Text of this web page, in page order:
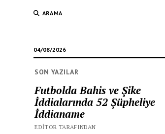
ARAMA
04/08/2026
SON YAZILAR
Futbolda Bahis ve Şike
İddialarında 52 Şüpheliye
İddianame
EDITOR TARAFINDAN